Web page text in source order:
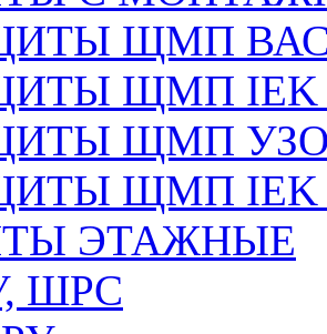
ЩМП ВАС
ЩМП IEK
ЩМП
ЩМП IEK
ЭТАЖНЫЕ
ШРС